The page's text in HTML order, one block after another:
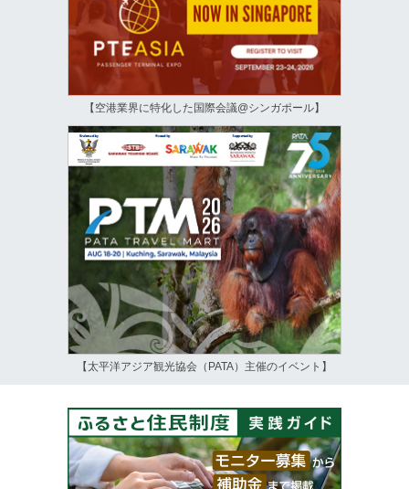
【空港業界に特化した国際会議@シンガポール】
【太平洋アジア観光協会（PATA）主催のイベント】